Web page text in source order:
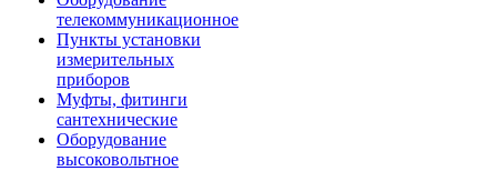
телекоммуникационное
Пункты установки
измерительных
приборов
Муфты, фитинги
сантехнические
Оборудование
высоковольтное